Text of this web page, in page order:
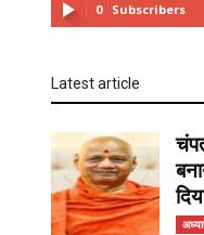
0 Subscribers
Latest article